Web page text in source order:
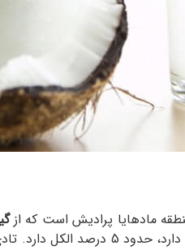
مادهایا پرادیش است که از
این نوشیدنی که رنگی سفید با لکه